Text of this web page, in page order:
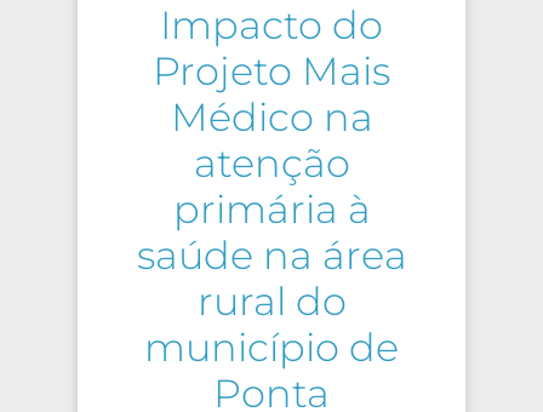
Impacto do
Projeto Mais
Médico na
atenção
primária à
saúde na área
rural do
município de
Ponta